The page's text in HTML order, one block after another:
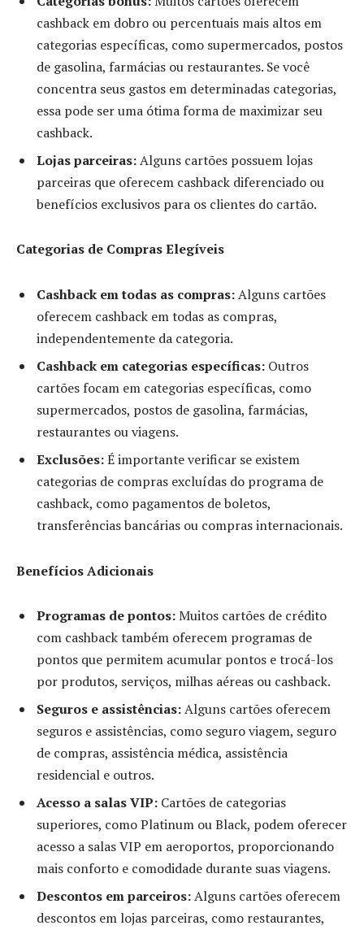
cashback em dobro ou percentuais mais altos em
categorias específicas, como supermercados, postos
de gasolina, farmácias ou restaurantes. Se você
concentra seus gastos em determinadas categorias,
essa pode ser uma ótima forma de maximizar seu
cashback.
Lojas parceiras:Alguns cartões possuem lojas
parceiras que oferecem cashback diferenciado ou
benefícios exclusivos para os clientes do cartão.
Categorias de Compras Elegíveis
Cashback em todas as compras:Alguns cartões
oferecem cashback em todas as compras,
independentemente da categoria.
Cashback em categorias específicas: Outros
cartões focam em categorias específicas, como
supermercados, postos de gasolina, farmácias,
restaurantes ou viagens.
Exclusões:É importante verificar se existem
categorias de compras excluídas do programa de
cashback, como pagamentos de boletos,
transferências bancárias ou compras internacionais.
Benefícios Adicionais
Programas de pontos:Muitos cartões de crédito
com cashback também oferecem programas de
pontos que permitem acumular pontos e trocá-los
por produtos, serviços, milhas aéreas ou cashback.
Seguros e assistências:Alguns cartões oferecem
seguros e assistências, como seguro viagem, seguro
de compras, assistência médica, assistência
residencial e outros.
Acesso a salas VIP: Cartões de categorias
superiores, como Platinum ou Black, podem oferecer
acesso a salas VIP em aeroportos, proporcionando
mais conforto e comodidade durante suas viagens.
Descontos em parceiros:Alguns cartões oferecem
descontos em lojas parceiras, como restaurantes,